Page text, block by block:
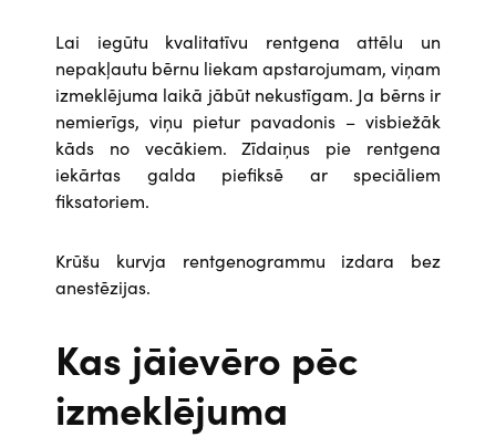
Lai iegūtu kvalitatīvu rentgena attēlu un
nepakļautu bērnu liekam apstarojumam, viņam
izmeklējuma laikā jābūt nekustīgam. Ja bērns ir
nemierīgs, viņu pietur pavadonis – visbiežāk
kāds no vecākiem.Zīdaiņus pie rentgena
iekārtas galda piefiksē ar speciāliem
fiksatoriem.
Krūšu kurvja rentgenogrammu izdara bez
anestēzijas.
Kas jāievēro pēc
izmeklējuma